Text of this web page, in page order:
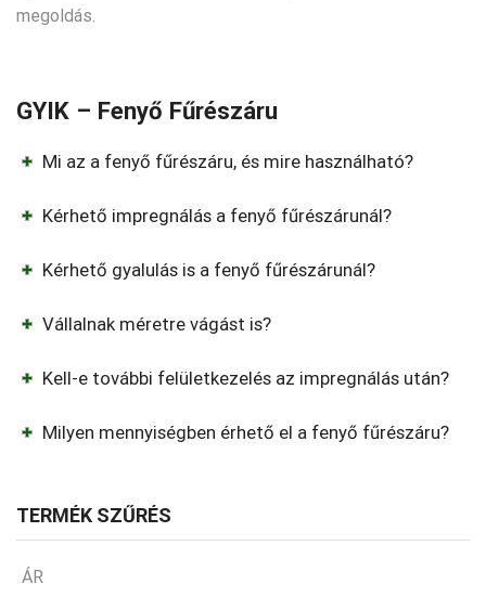
megoldás.
GYIK – Fenyő Fűrészáru
Mi az a fenyő fűrészáru, és mire használható?
Kérhető impregnálás a fenyő fűrészárunál?
Kérhető gyalulás is a fenyő fűrészárunál?
Vállalnak méretre vágást is?
Kell-e további felületkezelés az impregnálás után?
Milyen mennyiségben érhető el a fenyő fűrészáru?
TERMÉK SZŰRÉS
ÁR